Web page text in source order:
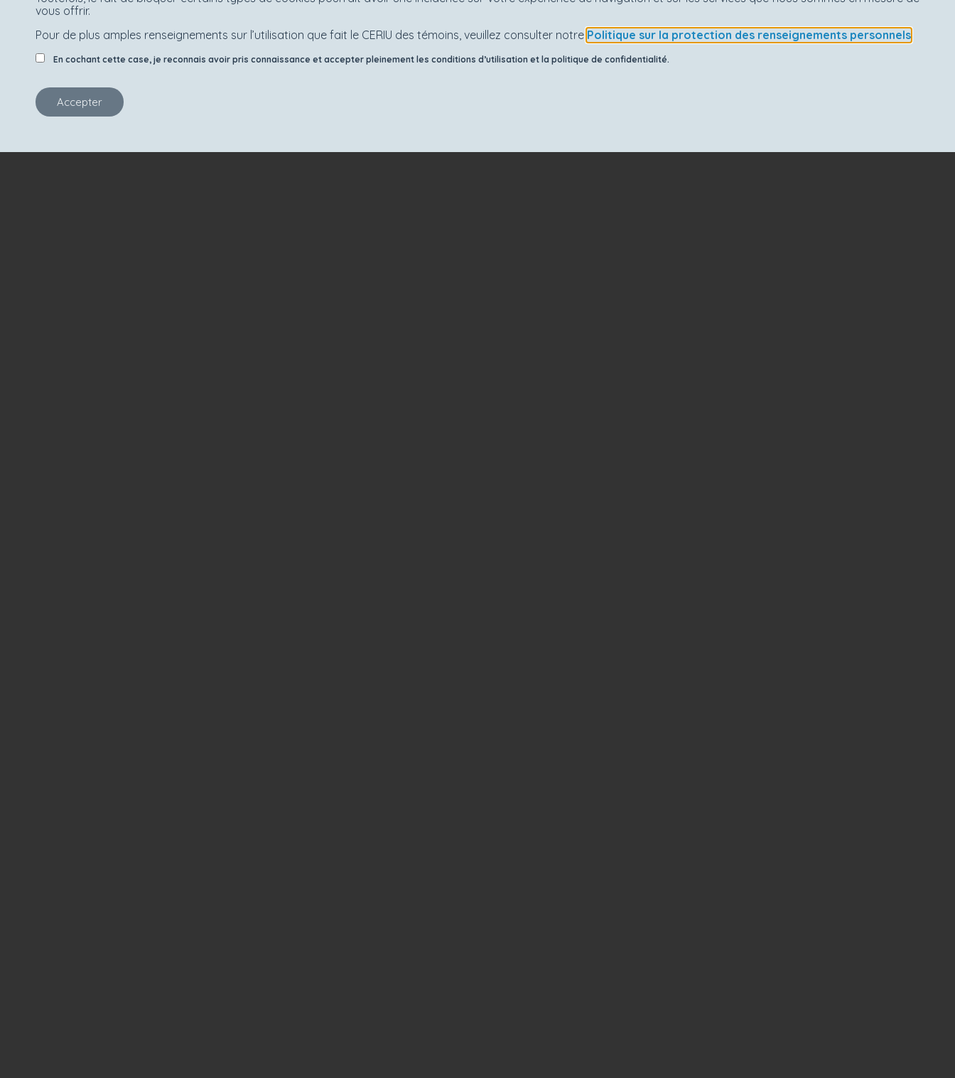
vous offrir.
Pour de plus amples renseignements sur l’utilisation que fait le CERIU des témoins, veuillez consulter notre Politique sur la protection des renseignements personnels
En cochant cette case, je reconnais avoir pris connaissance et accepter pleinement les conditions d’utilisation et la politique de confidentialité.
Accepter